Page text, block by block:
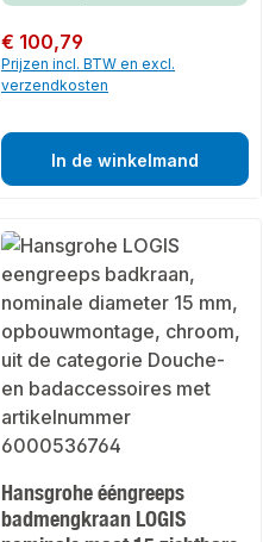
Normale prijs:
€ 100,79
Prijzen incl. BTW en excl.
verzendkosten
In de winkelmand
Hansgrohe ééngreeps
badmengkraan LOGIS